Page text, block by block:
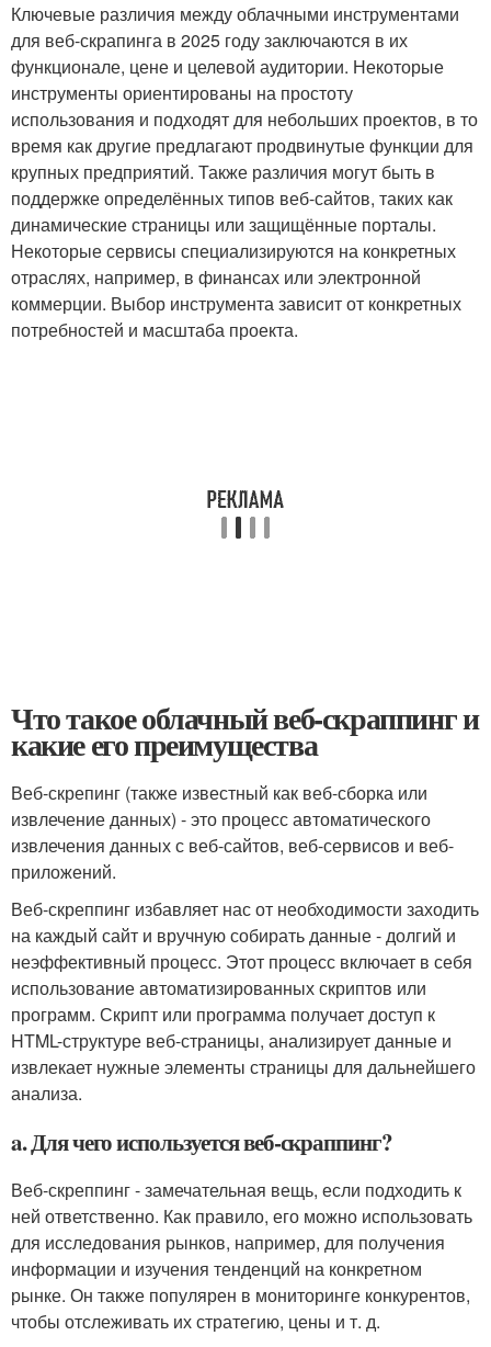
Ключевые различия между облачными инструментами
для веб-скрапинга в 2025 году заключаются в их
функционале, цене и целевой аудитории. Некоторые
инструменты ориентированы на простоту
использования и подходят для небольших проектов, в то
время как другие предлагают продвинутые функции для
крупных предприятий. Также различия могут быть в
поддержке определённых типов веб-сайтов, таких как
динамические страницы или защищённые порталы.
Некоторые сервисы специализируются на конкретных
отраслях, например, в финансах или электронной
коммерции. Выбор инструмента зависит от конкретных
потребностей и масштаба проекта.
Что такое облачный веб-скраппинг и
какие его преимущества
Веб-скрепинг (также известный как веб-сборка или
извлечение данных) - это процесс автоматического
извлечения данных с веб-сайтов, веб-сервисов и веб-
приложений.
Веб-скреппинг избавляет нас от необходимости заходить
на каждый сайт и вручную собирать данные - долгий и
неэффективный процесс. Этот процесс включает в себя
использование автоматизированных скриптов или
программ. Скрипт или программа получает доступ к
HTML-структуре веб-страницы, анализирует данные и
извлекает нужные элементы страницы для дальнейшего
анализа.
a. Для чего используется веб-скраппинг?
Веб-скреппинг - замечательная вещь, если подходить к
ней ответственно. Как правило, его можно использовать
для исследования рынков, например, для получения
информации и изучения тенденций на конкретном
рынке. Он также популярен в мониторинге конкурентов,
чтобы отслеживать их стратегию, цены и т. д.